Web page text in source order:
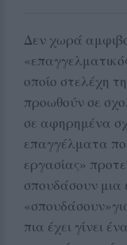
Δεν χωρά
οποίο στελέχη
προωθούν σε
σε αφηρημένα
επαγγέλματα
εργασίας»
σπουδάσουν
πια έχει γίνει